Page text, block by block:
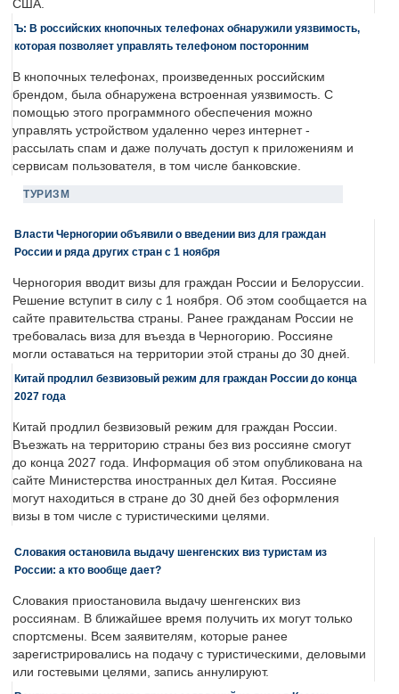
США.
Ъ: В российских кнопочных телефонах обнаружили уязвимость,
которая позволяет управлять телефоном посторонним
В кнопочных телефонах, произведенных российским
брендом, была обнаружена встроенная уязвимость. С
помощью этого программного обеспечения можно
управлять устройством удаленно через интернет -
рассылать спам и даже получать доступ к приложениям и
сервисам пользователя, в том числе банковские.
ТУРИЗМ
Власти Черногории объявили о введении виз для граждан
России и ряда других стран с 1 ноября
Черногория вводит визы для граждан России и Белоруссии.
Решение вступит в силу с 1 ноября. Об этом сообщается на
сайте правительства страны. Ранее гражданам России не
требовалась виза для въезда в Черногорию. Россияне
могли оставаться на территории этой страны до 30 дней.
Китай продлил безвизовый режим для граждан России до конца
2027 года
Китай продлил безвизовый режим для граждан России.
Въезжать на территорию страны без виз россияне смогут
до конца 2027 года. Информация об этом опубликована на
сайте Министерства иностранных дел Китая. Россияне
могут находиться в стране до 30 дней без оформления
визы в том числе с туристическими целями.
Словакия остановила выдачу шенгенских виз туристам из
России: а кто вообще дает?
Словакия приостановила выдачу шенгенских виз
россиянам. В ближайшее время получить их могут только
спортсмены. Всем заявителям, которые ранее
зарегистрировались на подачу с туристическими, деловыми
или гостевыми целями, запись аннулируют.